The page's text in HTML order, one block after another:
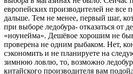
европейских производителей не все
дальше. Тем не менее, первый шаг,
при выборе ледобура- отказаться от
«ноунейма». Дешёвое хорошим не
проверена не одним рыбаком. Нет,
сэкономить и не планируете на
зимнюю ловлю, то, возможно ледобур
китайского производителя вам